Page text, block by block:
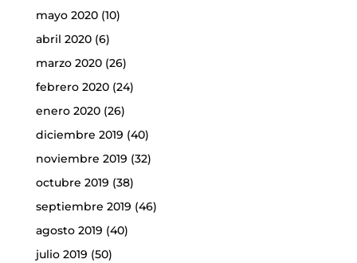
mayo 2020(10)
abril 2020(6)
marzo 2020(26)
febrero 2020(24)
enero 2020(26)
diciembre 2019 (40)
noviembre 2019 (32)
octubre 2019 (38)
septiembre 2019 (46)
agosto 2019 (40)
julio 2019 (50)